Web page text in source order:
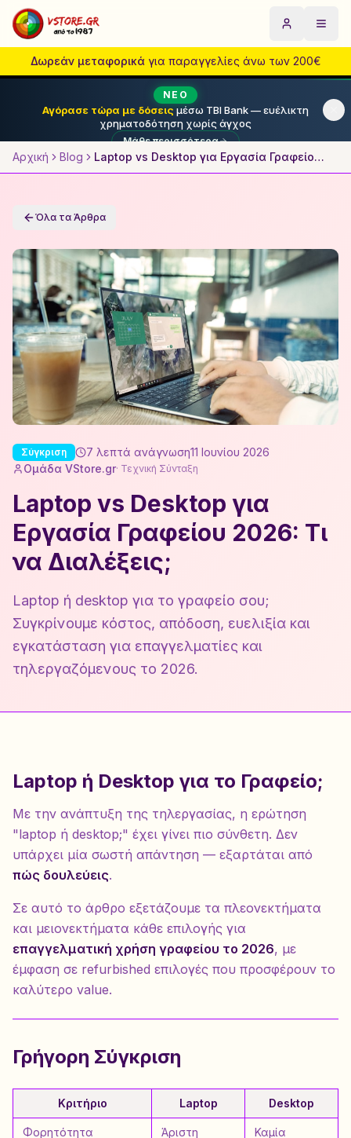
Laptop vs Desktop 2026: Τι να Επιλέξεις για Γραφείο; |
Privacy Policy | Πολιτική Απορρήτου
Αρχική
Μετάβαση στο κύριο περιεχόμενο
Δωρεάν μεταφορικά για παραγγελίες άνω των 200€
ΝΈΟ
Αγόρασε τώρα με δόσεις μέσω TBI Bank — ευέλικτη
χρηματοδότηση χωρίς άγχος
Μάθε περισσότερα
Αρχική Blog Laptop vs Desktop για Εργασία Γραφείου 2026: Τι να Διαλέξεις;
Όλα τα Άρθρα
Σύγκριση 7 λεπτά ανάγνωση11 Ιουνίου 2026
Ομάδα VStore.gr· Τεχνική Σύνταξη
Laptop vs Desktop για
Εργασία Γραφείου 2026: Τι
να Διαλέξεις;
Laptop ή desktop για το γραφείο σου;
Συγκρίνουμε κόστος, απόδοση, ευελιξία και
εγκατάσταση για επαγγελματίες και
τηλεργαζόμενους το 2026.
Laptop ή Desktop για το Γραφείο;
Με την ανάπτυξη της τηλεργασίας, η ερώτηση
"laptop ή desktop;" έχει γίνει πιο σύνθετη. Δεν
υπάρχει μία σωστή απάντηση — εξαρτάται από
πώς δουλεύεις.
Σε αυτό το άρθρο εξετάζουμε τα πλεονεκτήματα
και μειονεκτήματα κάθε επιλογής για
επαγγελματική χρήση γραφείου το 2026, με
έμφαση σε refurbished επιλογές που προσφέρουν το
καλύτερο value.
Γρήγορη Σύγκριση
Κριτήριο Laptop Desktop
Φορητότητα Άριστη Καμία